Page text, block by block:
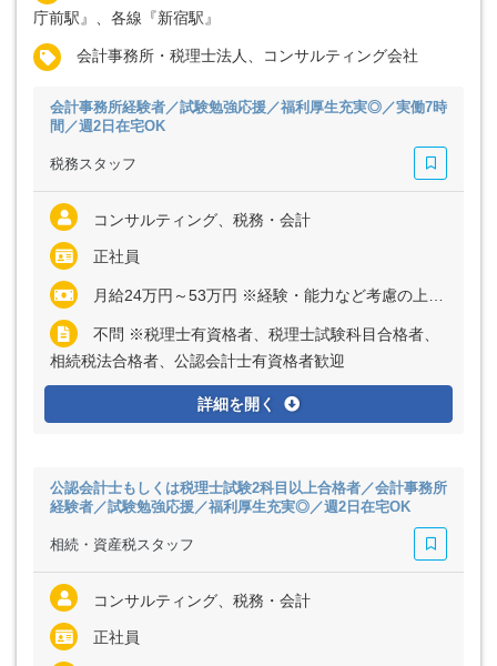
庁前駅』、各線『新宿駅』
会計事務所・税理士法人、コンサルティング会社
会計事務所経験者／試験勉強応援／福利厚生充実◎／実働7時
間／週2日在宅OK
税務スタッフ
コンサルティング、税務・会計
正社員
月給24万円～53万円 ※経験・能力など考慮の上、決定いたします ※上記に固定残業代（月20時間分＝3万2000円～6万9000円）を含む ※超過分は別途全額支給
不問 ※税理士有資格者、税理士試験科目合格者、
相続税法合格者、公認会計士有資格者歓迎
詳細を開く
公認会計士もしくは税理士試験2科目以上合格者／会計事務所
経験者／試験勉強応援／福利厚生充実◎／週2日在宅OK
相続・資産税スタッフ
コンサルティング、税務・会計
正社員